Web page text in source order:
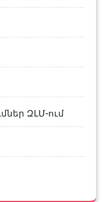
ԶԼՄ-ում